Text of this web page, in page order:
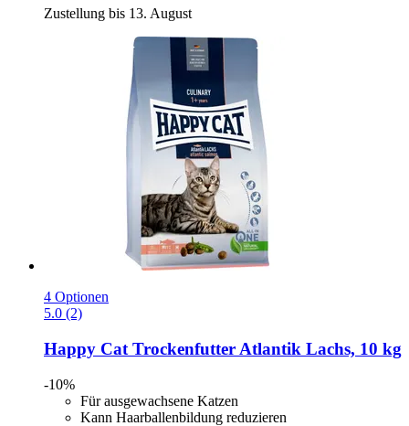
Zustellung bis 13. August
4 Optionen
5.0 (2)
Happy Cat Trockenfutter Atlantik Lachs, 10 kg
-10%
Für ausgewachsene Katzen
Kann Haarballenbildung reduzieren